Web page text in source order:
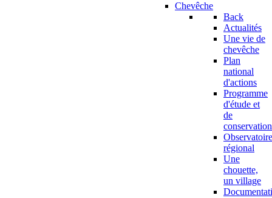
Chevêche
Back
Actualités
Une vie de
chevêche
Plan
national
d'actions
Programme
d'étude et
de
conservation
Observatoire
régional
Une
chouette,
un village